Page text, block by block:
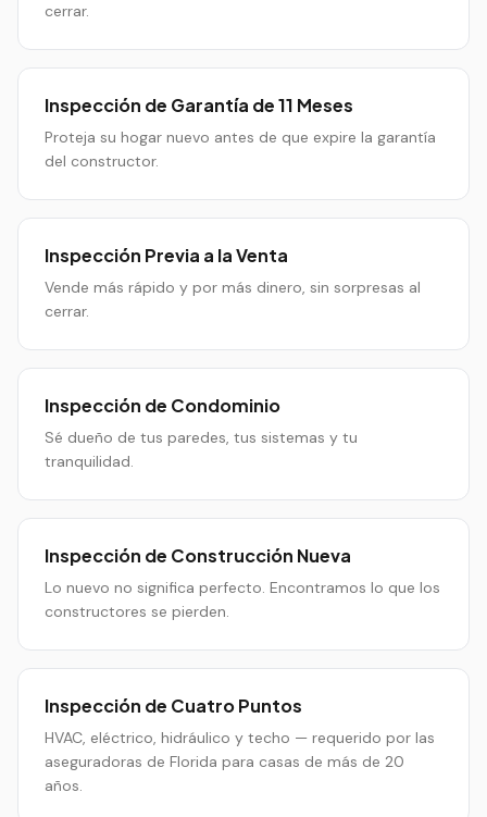
cerrar.
Inspección de Garantía de 11 Meses
Proteja su hogar nuevo antes de que expire la garantía
del constructor.
Inspección Previa a la Venta
Vende más rápido y por más dinero, sin sorpresas al
cerrar.
Inspección de Condominio
Sé dueño de tus paredes, tus sistemas y tu
tranquilidad.
Inspección de Construcción Nueva
Lo nuevo no significa perfecto. Encontramos lo que los
constructores se pierden.
Inspección de Cuatro Puntos
HVAC, eléctrico, hidráulico y techo — requerido por las
aseguradoras de Florida para casas de más de 20
años.